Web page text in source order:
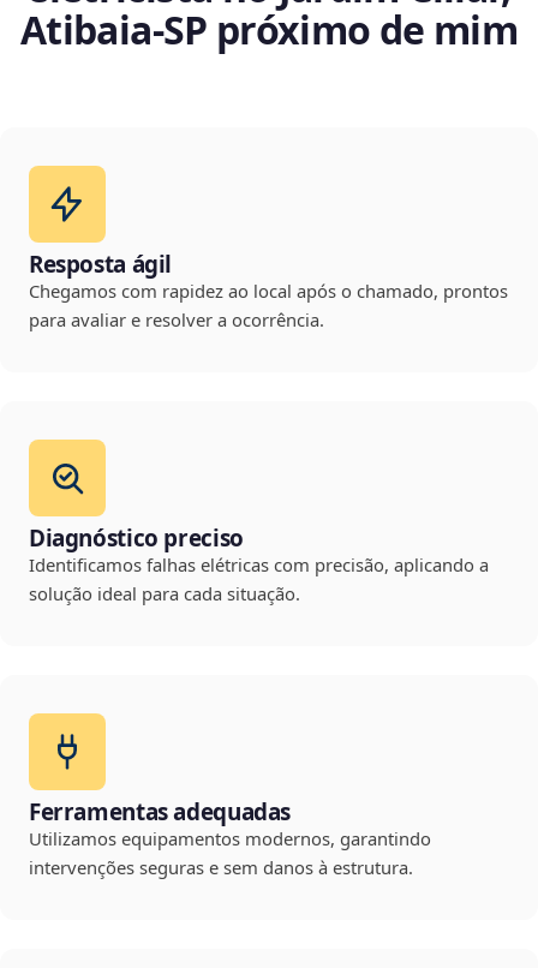
Atibaia‑SP próximo de mim
Resposta ágil
Chegamos com rapidez ao local após o chamado, prontos
para avaliar e resolver a ocorrência.
Diagnóstico preciso
Identificamos falhas elétricas com precisão, aplicando a
solução ideal para cada situação.
Ferramentas adequadas
Utilizamos equipamentos modernos, garantindo
intervenções seguras e sem danos à estrutura.